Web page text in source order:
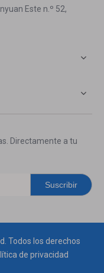
Este n.º 52,
Directamente a tu
Suscribir
Todos los derechos
de privacidad